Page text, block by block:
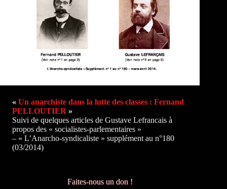
« Un anarchiste dans la lutte des classes : Fernand
PELLOUTIER »
Suivi de quelques articles de Gustave Lefrancais à
propos des « socialistes-parlementaires »
– « L’Anarcho-syndicaliste » supplément au n°180
(03/2014)
Faites-nous un don !